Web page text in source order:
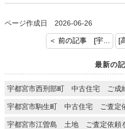
ページ作成日 2026-06-26
＜ 前の記事 [宇都宮市江曽島町 土地 ご査定依頼を承りました]
最新の
宇都宮市西刑部町 中古住宅 ご成
宇都宮市駒生町 中古住宅 ご査定
宇都宮市江曽島 土地 ご査定依頼